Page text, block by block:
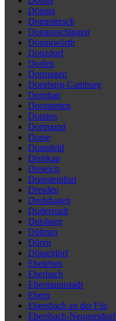
Dömitz
Dommitzsch
Donaueschingen
Donauwörth
Donzdorf
Dorfen
Dormagen
Dornburg-Camburg
Dornhan
Dornstetten
Dorsten
Dortmund
Dosse
Dransfeld
Drebkau
Dreieich
Drensteinfurt
Dresden
Drolshagen
Duderstadt
Duisburg
Dülmen
Düren
Düsseldorf
Ebeleben
Eberbach
Ebermannstadt
Ebern
Ebersbach an der Fils
Ebersbach-Neugersdorf